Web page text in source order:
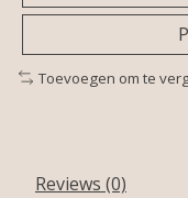
Toevoegen om te
Reviews (0)